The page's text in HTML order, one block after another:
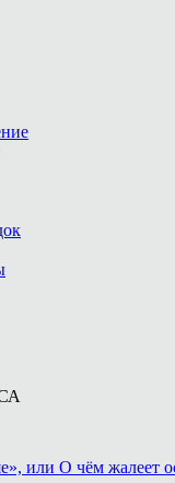
или О чём жалеет